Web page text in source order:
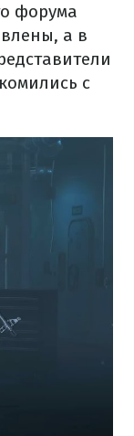
форума
а в
с